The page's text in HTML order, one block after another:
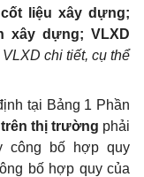
liệu xây dựng;
xây dựng; VLXD
chi tiết, cụ thể
tại Bảng 1 Phần
thị trường phải
công bố hợp quy
bố hợp quy của